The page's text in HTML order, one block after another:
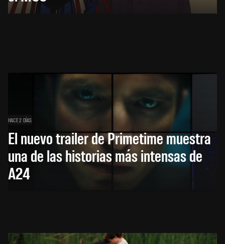
HACE 2 DÍAS
El nuevo trailer de Primetime muestra
una de las historias más intensas de
A24